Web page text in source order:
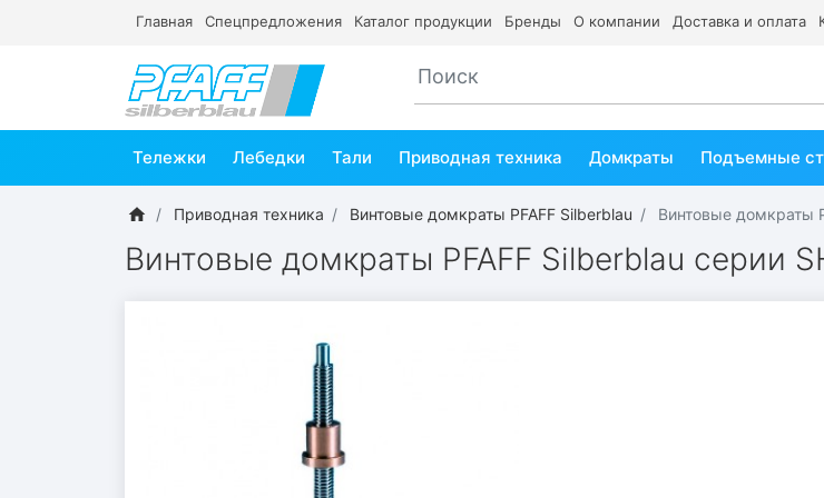
Главная Спецпредложения Каталог продукции Бренды О компании Доставка и оплата
Тележки Лебедки Тали Приводная техника Домкраты Подъемные
Приводная техника Винтовые домкраты PFAFF Silberblau Винтовые домкраты
Винтовые домкраты PFAFF Silberblau серии